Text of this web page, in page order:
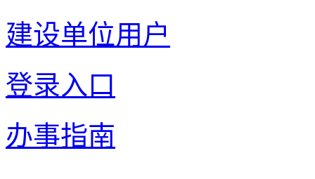
建设单位用户
登录入口
办事指南